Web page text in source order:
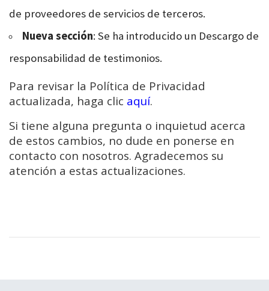
de proveedores de servicios de terceros.
Nueva sección: Se ha introducido un Descargo de
responsabilidad de testimonios.
Para revisar la Política de Privacidad
actualizada, haga clic aquí.
Si tiene alguna pregunta o inquietud acerca
de estos cambios, no dude en ponerse en
contacto con nosotros. Agradecemos su
atención a estas actualizaciones.